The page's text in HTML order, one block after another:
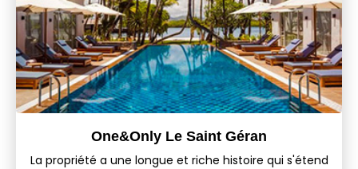
One&Only Le Saint Géran
La propriété a une longue et riche histoire qui s'étend